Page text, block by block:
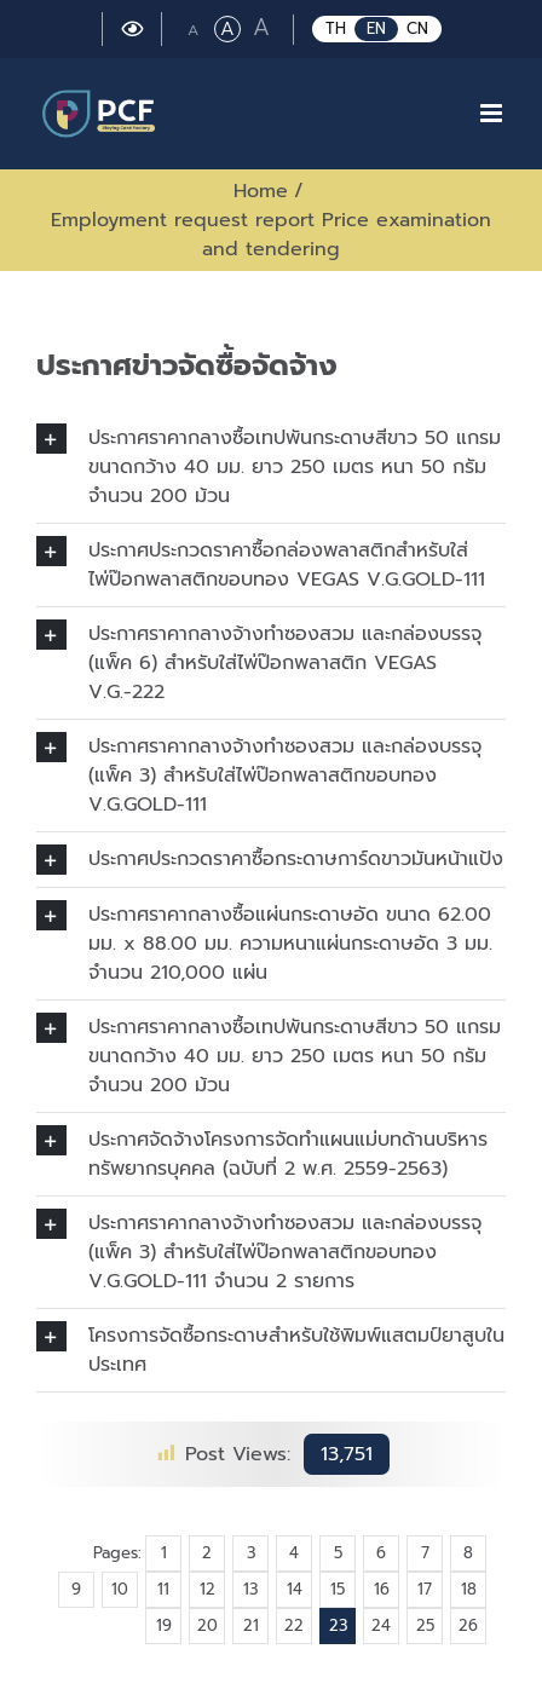
TH EN CN
A Small
ARegular
ALarge
font
Home /
Employment request report Price examination
and tendering
ประกาศข่าวจัดซื้อจัดจ้าง
ประกาศราคากลางซื้อเทปพันกระดาษสีขาว 50 แกรม
ขนาดกว้าง 40 มม. ยาว 250 เมตร หนา 50 กรัม
จำนวน 200 ม้วน
ประกาศประกวดราคาซื้อกล่องพลาสติกสำหรับใส่
ไพ่ป๊อกพลาสติกขอบทอง VEGAS V.G.GOLD-111
ประกาศราคากลางจ้างทำซองสวม และกล่องบรรจุ
(แพ็ค 6) สำหรับใส่ไพ่ป๊อกพลาสติก VEGAS
V.G.-222
ประกาศราคากลางจ้างทำซองสวม และกล่องบรรจุ
(แพ็ค 3) สำหรับใส่ไพ่ป๊อกพลาสติกขอบทอง
V.G.GOLD-111
ประกาศประกวดราคาซื้อกระดาษการ์ดขาวมันหน้าแป้ง
ประกาศราคากลางซื้อแผ่นกระดาษอัด ขนาด 62.00
มม. x 88.00 มม. ความหนาแผ่นกระดาษอัด 3 มม.
จำนวน 210,000 แผ่น
ประกาศราคากลางซื้อเทปพันกระดาษสีขาว 50 แกรม
ขนาดกว้าง 40 มม. ยาว 250 เมตร หนา 50 กรัม
จำนวน 200 ม้วน
ประกาศจัดจ้างโครงการจัดทำแผนแม่บทด้านบริหาร
ทรัพยากรบุคคล (ฉบับที่ 2 พ.ศ. 2559-2563)
ประกาศราคากลางจ้างทำซองสวม และกล่องบรรจุ
(แพ็ค 3) สำหรับใส่ไพ่ป๊อกพลาสติกขอบทอง
V.G.GOLD-111 จำนวน 2 รายการ
โครงการจัดซื้อกระดาษสำหรับใช้พิมพ์แสตมป์ยาสูบใน
ประเทศ
Post Views: 13,751
Pages: 1 2 3 4 5 6 7
8
9
10 11 12 13 14 15 16 17
18
19
20 21 22 23 24 25 26